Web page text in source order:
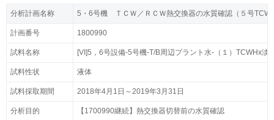
分析計画名称 5・6号機 ＴＣＷ／ＲＣＷ熱交換器の水質確認（５号TCW
計画番号 1800990
試料名称 [VI]5，6号設備-5号機-T/B周辺プラント水-（１）TCWHx淡
試料性状 液体
試料採取期間 2018年4月1日～2019年3月31日
分析目的 【1700990継続】熱交換器切替前の水質確認
分析計画名称 5・6号機 ＴＣＷ／ＲＣＷ熱交換器の水質確認（５号TCW
計画番号 1800990
試料名称 [VI]5，6号設備-5号機-T/B周辺プラント水-（１）TCWHx淡
試料性状 液体
試料採取期間 2018年4月1日～2019年3月31日
分析目的 【1700990継続】熱交換器切替前の水質確認